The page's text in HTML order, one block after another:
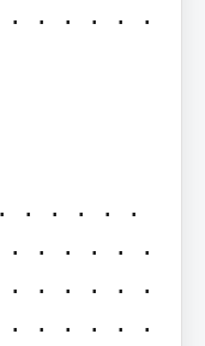
. . . . .
. . . . . .
. . . . .
. . . . .
. . . . .